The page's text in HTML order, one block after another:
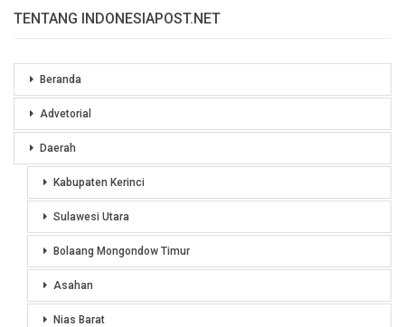
TENTANG INDONESIAPOST.NET
Beranda
Advetorial
Daerah
Kabupaten Kerinci
Sulawesi Utara
Bolaang Mongondow Timur
Asahan
Nias Barat